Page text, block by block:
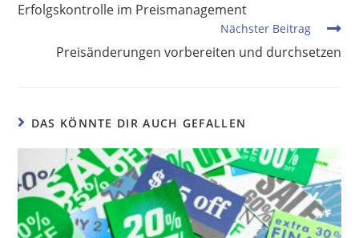
Erfolgskontrolle im Preismanagement
Nächster Beitrag
Preisänderungen vorbereiten und durchsetzen
DAS KÖNNTE DIR AUCH GEFALLEN